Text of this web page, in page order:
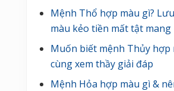
Mệnh Thổ hợp màu gì?
màu kẻo tiền mất tật mang
Muốn biết mệnh Thủy hợp
cùng xem thầy giải đáp
Mệnh Hỏa hợp màu gì &